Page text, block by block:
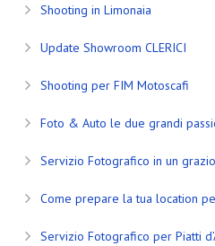
Shooting in Limonaia
Update Showroom CLERICI
Shooting per FIM Motoscafi
Foto & Auto le due grandi
Servizio Fotografico in un
Come prepare la tua location
Servizio Fotografico per Piatti